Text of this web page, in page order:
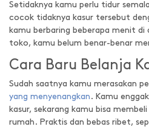
Setidaknya kamu perlu tidur
cocok tidaknya kasur tersebut
kamu berbaring beberapa menit di
toko, kamu belum benar-benar
Cara Baru Belanja
Sudah saatnya kamu merasakan
yang menyenangkan . Kamu
kasur, sekarang kamu bisa
rumah. Praktis dan bebas ribet,